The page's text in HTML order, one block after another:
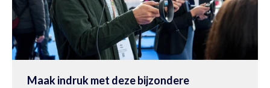
Maak indruk met deze bijzondere